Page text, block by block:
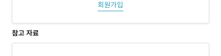
회원가입
참고 자료